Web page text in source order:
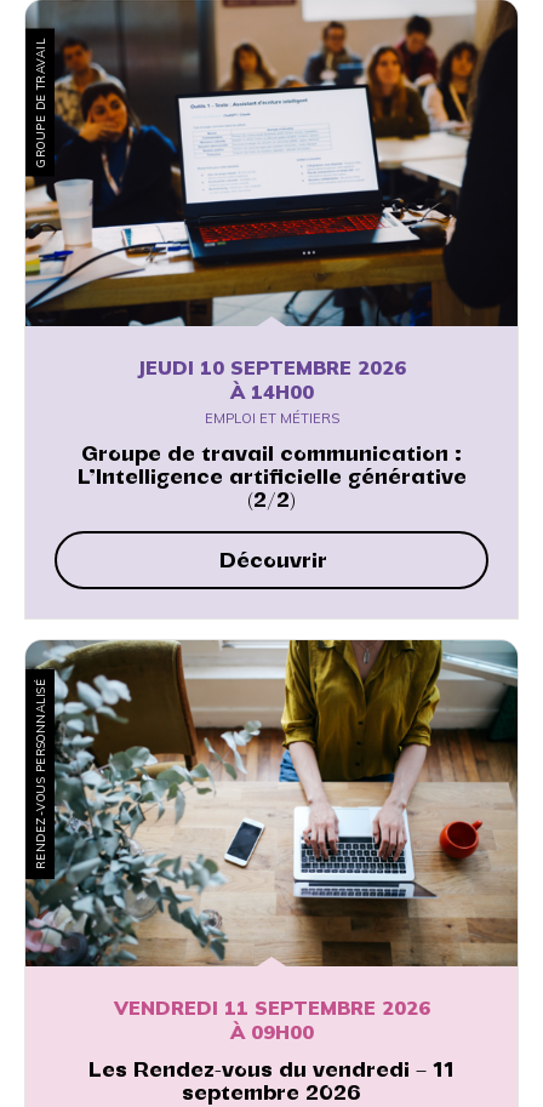
GROUPE DE TRAVAIL
JEUDI 10 SEPTEMBRE 2026
À 14H00
EMPLOI ET MÉTIERS
Groupe de travail communication :
L’Intelligence artificielle générative
(2/2)
Découvrir
RENDEZ-VOUS PERSONNALISÉ
VENDREDI 11 SEPTEMBRE 2026
À 09H00
Les Rendez-vous du vendredi – 11
septembre 2026